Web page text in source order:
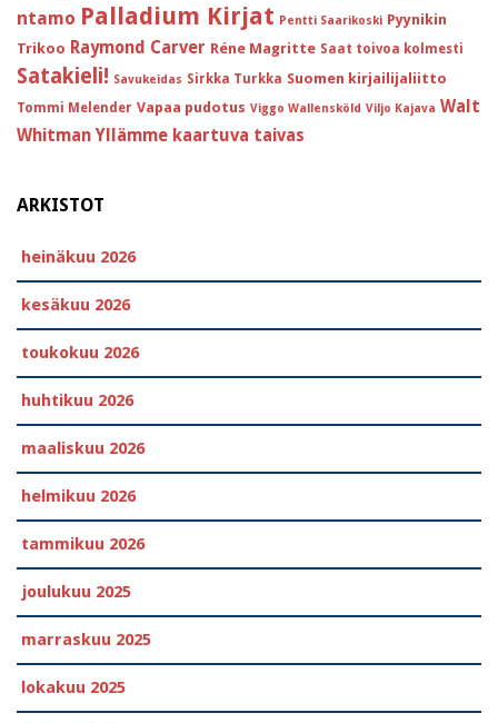
ntamo Palladium Kirjat Pentti Saarikoski Pyynikin
Trikoo Raymond Carver Réne Magritte Saat toivoa kolmesti
Satakieli! Savukeidas Sirkka Turkka Suomen kirjailijaliitto
Tommi Melender Vapaa pudotus Viggo Wallensköld Viljo Kajava Walt
Whitman Yllämme kaartuva taivas
ARKISTOT
heinäkuu 2026
kesäkuu 2026
toukokuu 2026
huhtikuu 2026
maaliskuu 2026
helmikuu 2026
tammikuu 2026
joulukuu 2025
marraskuu 2025
lokakuu 2025